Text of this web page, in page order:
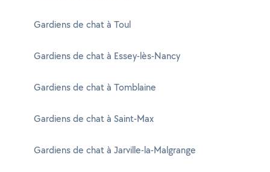
Gardiens de chat à Toul
Gardiens de chat à Essey-lès-Nancy
Gardiens de chat à Tomblaine
Gardiens de chat à Saint-Max
Gardiens de chat à Jarville-la-Malgrange